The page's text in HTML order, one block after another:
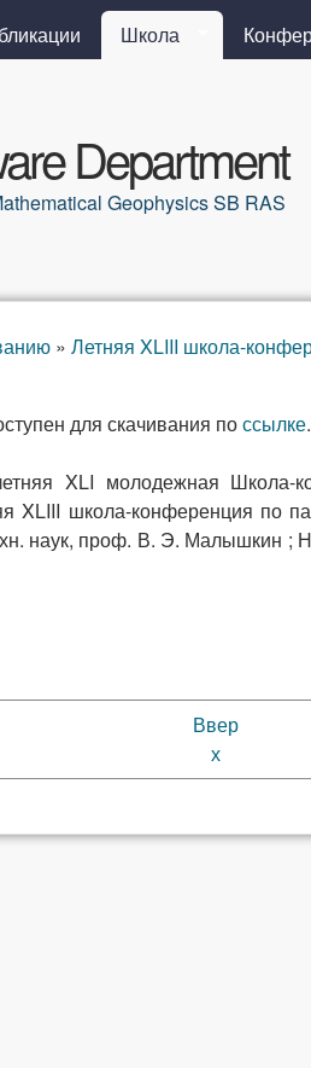
Перейти к основному
содержанию
Школа
Department
Geophysics SB RAS
» Летняя XLIII школа-
для скачивания поссылке.
XLI молодежная Школа-
XLIII школа-конференция по
наук, проф. В. Э.
Ввер
х